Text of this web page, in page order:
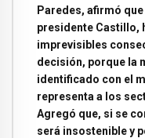
Paredes, afirmó
presidente Castillo,
imprevisibles
decisión, porque la
identificado con el
representa a los
Agregó que, si se
será insostenible y